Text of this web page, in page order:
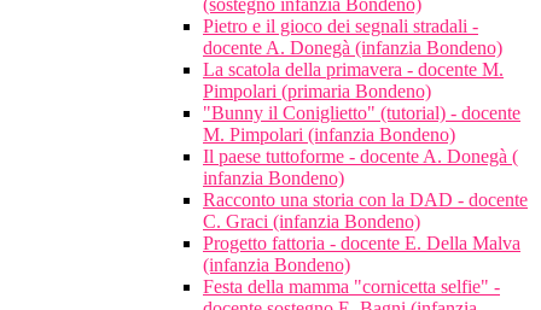
(sostegno infanzia Bondeno)
Pietro e il gioco dei segnali stradali -
docente A. Donegà (infanzia Bondeno)
La scatola della primavera - docente M.
Pimpolari (primaria Bondeno)
"Bunny il Coniglietto" (tutorial) - docente
M. Pimpolari (infanzia Bondeno)
Il paese tuttoforme - docente A. Donegà (
infanzia Bondeno)
Racconto una storia con la DAD - docente
C. Graci (infanzia Bondeno)
Progetto fattoria - docente E. Della Malva
(infanzia Bondeno)
Festa della mamma "cornicetta selfie" -